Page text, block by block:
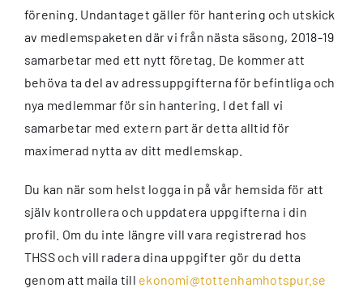
förening. Undantaget gäller för hantering och utskick
av medlemspaketen där vi från nästa säsong, 2018-19
samarbetar med ett nytt företag. De kommer att
behöva ta del av adressuppgifterna för befintliga och
nya medlemmar för sin hantering. I det fall vi
samarbetar med extern part är detta alltid för
maximerad nytta av ditt medlemskap.
Du kan när som helst logga in på vår hemsida för att
själv kontrollera och uppdatera uppgifterna i din
profil. Om du inte längre vill vara registrerad hos
THSS och vill radera dina uppgifter gör du detta
genom att maila till ekonomi@tottenhamhotspur.se